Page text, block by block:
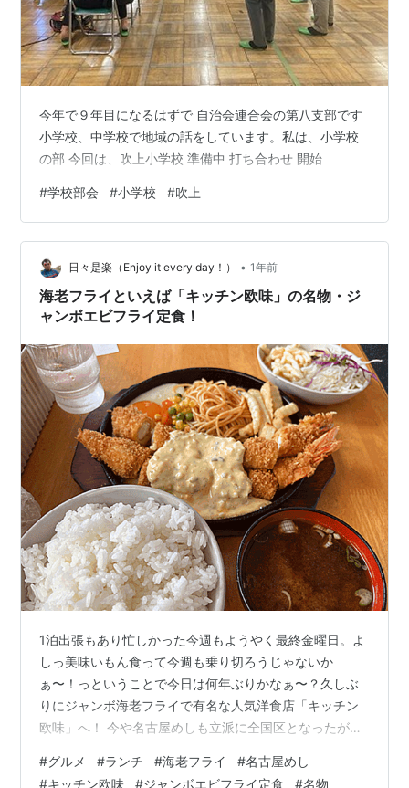
今年で９年目になるはずで 自治会連合会の第八支部です
小学校、中学校で地域の話をしています。私は、小学校
の部 今回は、吹上小学校 準備中 打ち合わせ 開始
#学校部会 #小学校 #吹上
日々是楽（Enjoy it every day！） • 1年前
海老フライといえば「キッチン欧味」の名物・ジ
ャンボエビフライ定食！
1泊出張もあり忙しかった今週もようやく最終金曜日。よ
しっ美味いもん食って今週も乗り切ろうじゃないか
ぁ〜！っということで今日は何年ぶりかなぁ〜？久しぶ
りにジャンボ海老フライで有名な人気洋食店「キッチン
欧味」へ！ 今や名古屋めしも立派に全国区となったが、
海老フライだ！多くの方ご存じだろうが海老フライの発
#グルメ #ランチ #海老フライ #名古屋めし
#キッチン欧味 #ジャンボエビフライ定食 #名物